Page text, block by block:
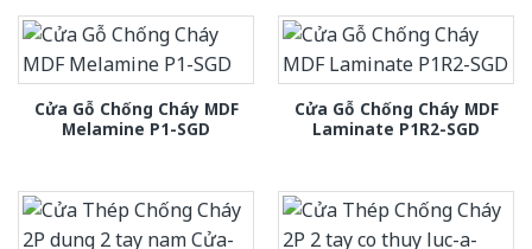
Cửa Gỗ Chống Cháy MDF
Melamine P1-SGD
Cửa Gỗ Chống Cháy MDF
Laminate P1R2-SGD